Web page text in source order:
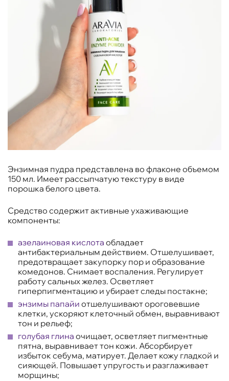
Энзимная пудра представлена во флаконе объемом
150 мл. Имеет рассыпчатую текстуру в виде
порошка белого цвета.
Средство содержит активные ухаживающие
компоненты:
азелаиновая кислота обладает
антибактериальным действием. Отшелушивает,
предотвращает закупорку пор и образование
комедонов. Снимает воспаления. Регулирует
работу сальных желез. Осветляет
гиперпигментацию и убирает следы постакне;
энзимы папайи отшелушивают ороговевшие
клетки, ускоряют клеточный обмен, выравнивают
тон и рельеф;
голубая глина очищает, осветляет пигментные
пятна, выравнивает тон кожи. Абсорбирует
избыток себума, матирует. Делает кожу гладкой и
сияющей. Повышает упругость и разглаживает
морщины;